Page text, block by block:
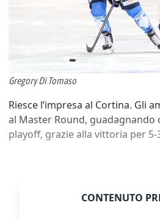
Gregory Di Tomaso
Riesce l’impresa al Cortina. Gli
al Master Round, guadagnando
playoff, grazie alla vittoria per
CONTENUTO